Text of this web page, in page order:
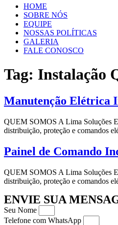
HOME
SOBRE NÓS
EQUIPE
NOSSAS POLÍTICAS
GALERIA
FALE CONOSCO
Tag: Instalação
Manutenção Elétrica
QUEM SOMOS A Lima Soluções
distribuição, proteção e comandos
Painel de Comando
QUEM SOMOS A Lima Soluções
distribuição, proteção e comandos
ENVIE SUA
Seu Nome
Telefone com WhatsApp